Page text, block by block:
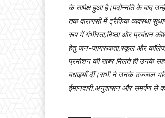
के सापेक्ष हुआ है।पदोन्नति के बाद
तक वाराणसी में ट्रैफिक व्यवस्था
रूप में गंभीरता,निष्ठा और प्रबंधन
हेतु जन-जागरूकता,स्कूल और कॉलेजों
प्रमोशन की खबर मिलते ही उनके
बधाइयाँ दीं।सभी ने उनके उज्ज्वल
ईमानदारी,अनुशासन और समर्पण से